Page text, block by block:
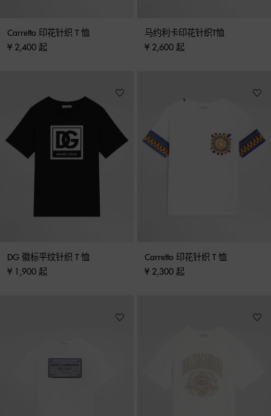
Carretto 印花针织 T 恤
¥ 2,400 起
马约利卡印花针织T恤
¥ 2,600 起
DG 徽标平纹针织 T 恤
¥ 1,900 起
Carretto 印花针织 T 恤
¥ 2,300 起